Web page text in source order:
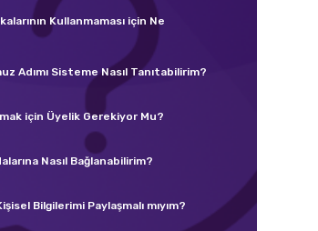
Kullanmaması için Ne
Adımı Sisteme Nasıl Tanıtabilirim?
için Üyelik Gerekiyor Mu?
Nasıl Bağlanabilirim?
Bilgilerimi Paylaşmalı mıyım?